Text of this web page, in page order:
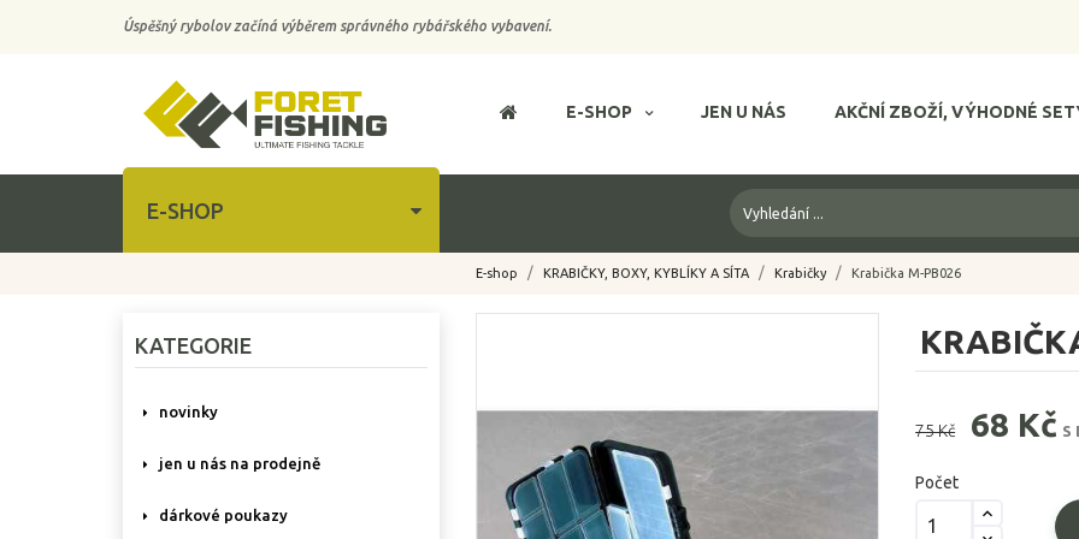
Úspěšný rybolov začíná výběrem správného rybářského vybavení.
E-SHOP JEN U NÁS AKČNÍ ZBOŽÍ, VÝHODNÉ
E-SHOP
E-shop KRABIČKY, BOXY, KYBLÍKY A SÍTA Krabičky Krabička M-PB026
KATEGORIE
novinky
jen u nás na prodejně
dárkové poukazy
75 Kč 68 Kč S
Počet